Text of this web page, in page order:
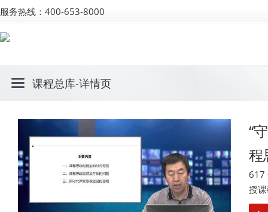
服务热线：400-653-8000
课程总库-详情页
“
程
授